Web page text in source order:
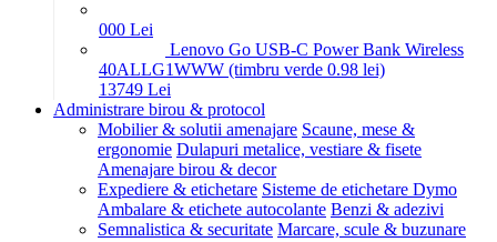
000 Lei
Lenovo Go USB-C Power Bank Wireless
40ALLG1WWW (timbru verde 0.98 lei)
13749 Lei
Administrare birou & protocol
Mobilier & solutii amenajare Scaune, mese &
ergonomie Dulapuri metalice, vestiare & fisete
Amenajare birou & decor
Expediere & etichetare Sisteme de etichetare Dymo
Ambalare & etichete autocolante Benzi & adezivi
Semnalistica & securitate Marcare, scule & buzunare